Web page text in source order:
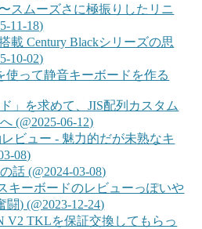
〜スムーズさに極振りしたリニ
11-18)
載 Century Blackシリーズの思
10-02)
使って静音キーボードを作る
」を求めて、JIS配列カスタム
(@2025-06-12)
ビュー - 魅力的だが未熟なキ
08)
話 (@2024-03-08)
キーボードのレビューっぽいや
) (@2023-12-24)
V2 TKLを保証交換してもらっ